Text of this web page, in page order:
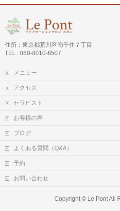
住所：東京都荒川区南千住７丁目
TEL : 080-8010-8507
メニュー
アクセス
セラピスト
お客様の声
ブログ
よくある質問（Q&A）
予約
お問い合わせ
Copyright © Le PontAll